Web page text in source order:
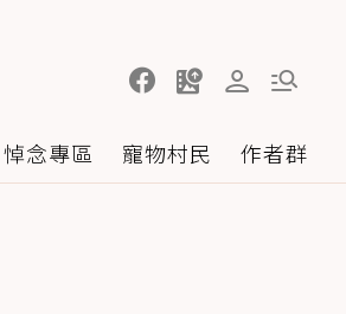
悼念專區 寵物村民 作者群